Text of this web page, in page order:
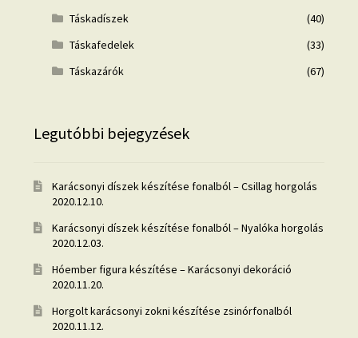
Táskadíszek
(40)
Táskafedelek
(33)
Táskazárók
(67)
Legutóbbi bejegyzések
Karácsonyi díszek készítése fonalból – Csillag horgolás
2020.12.10.
Karácsonyi díszek készítése fonalból – Nyalóka horgolás
2020.12.03.
Hóember figura készítése – Karácsonyi dekoráció
2020.11.20.
Horgolt karácsonyi zokni készítése zsinórfonalból
2020.11.12.